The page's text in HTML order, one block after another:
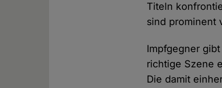
Titeln
sind prominent
Impfgegner
richtige Szene
Die damit